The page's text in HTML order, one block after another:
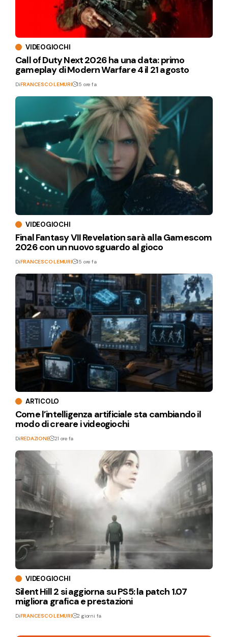
VIDEOGIOCHI
Call of Duty Next 2026 ha una data: primo
gameplay di Modern Warfare 4 il 21 agosto
DiFRANCESCO LEMURI 15 ore fa
VIDEOGIOCHI
Final Fantasy VII Revelation sarà alla Gamescom
2026 con un nuovo sguardo al gioco
DiFRANCESCO LEMURI 15 ore fa
ARTICOLO
Come l’intelligenza artificiale sta cambiando il
modo di creare i videogiochi
DiREDAZIONE 21 ore fa
VIDEOGIOCHI
Silent Hill 2 si aggiorna su PS5: la patch 1.07
migliora grafica e prestazioni
DiFRANCESCO LEMURI 2 giorni fa